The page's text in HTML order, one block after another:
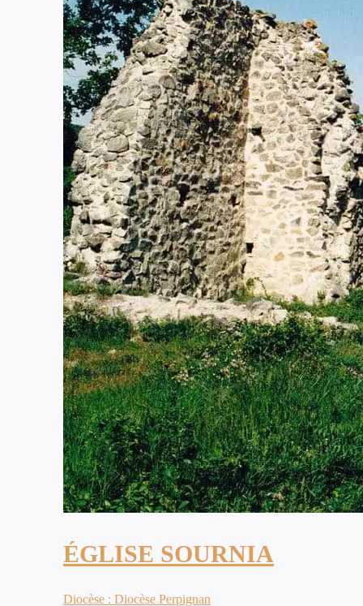
ÉGLISE SOURNIA
Diocèse : Diocèse Perpignan